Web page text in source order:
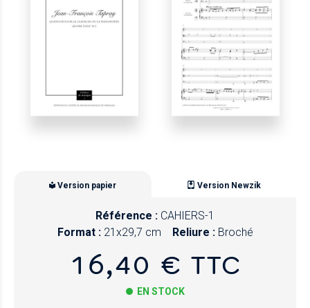
Version papier Version Newzik
Référence : CAHIERS-1
Format : 21x29,7 cm Reliure : Broché
16,40 € TTC
EN STOCK